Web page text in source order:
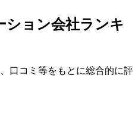
ション会社ランキ
口コミ等をもとに総合的に評